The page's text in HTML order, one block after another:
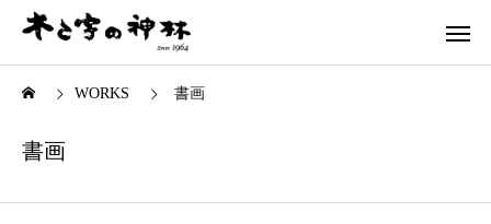
WORKS 書画
書画